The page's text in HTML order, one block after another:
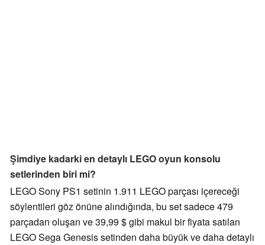
Şimdiye kadarki en detaylı LEGO oyun konsolu
setlerinden biri mi?
LEGO Sony PS1 setinin 1.911 LEGO parçası içereceği
söylentileri göz önüne alındığında, bu set sadece 479
parçadan oluşan ve 39,99 $ gibi makul bir fiyata satılan
LEGO Sega Genesis setinden daha büyük ve daha detaylı